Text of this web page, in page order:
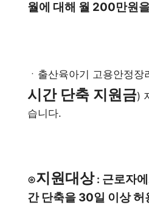
월에 대해 월 200만원
ㆍ출산육아기 고용안정장
시간 단축 지원금)
습니다.
⊙지원대상: 근로자
간 단축을 30일 이상